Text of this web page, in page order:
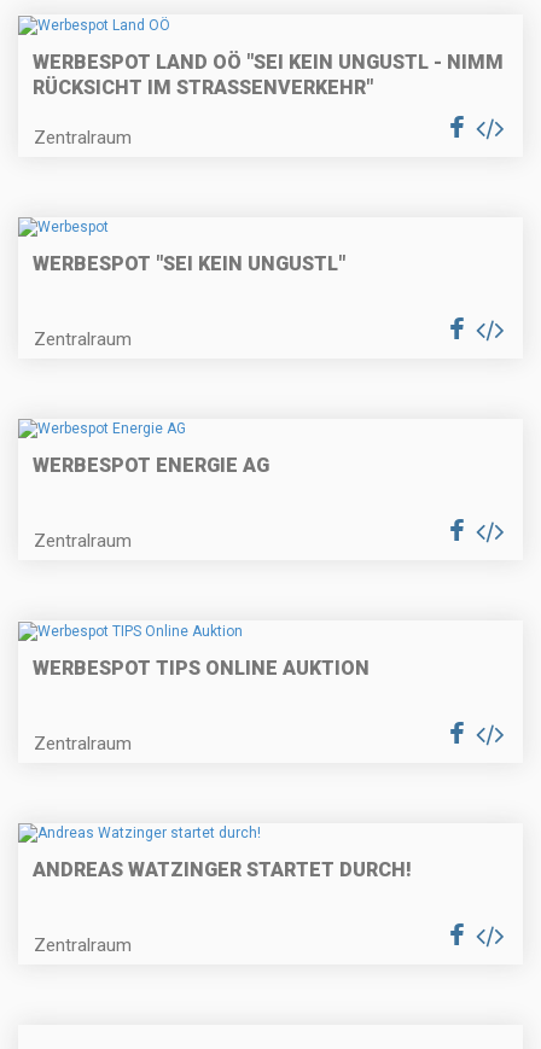
WERBESPOT LAND OÖ "SEI KEIN UNGUSTL - NIMM
RÜCKSICHT IM STRASSENVERKEHR"
Zentralraum
WERBESPOT "SEI KEIN UNGUSTL"
Zentralraum
WERBESPOT ENERGIE AG
Zentralraum
WERBESPOT TIPS ONLINE AUKTION
Zentralraum
ANDREAS WATZINGER STARTET DURCH!
Zentralraum